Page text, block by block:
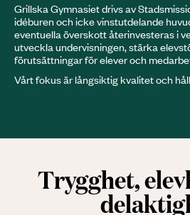
Grillska Gymnasiet drivs av
idéburen och icke vinstutdelande
eventuella överskott återinvesteras i
utveckla undervisningen, stärka
förutsättningar för elever och
Vårt fokus är långsiktig kvalitet och
Trygghet,